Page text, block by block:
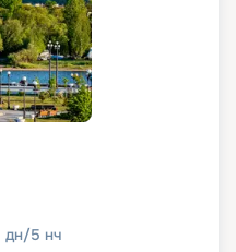
дн/5 нч